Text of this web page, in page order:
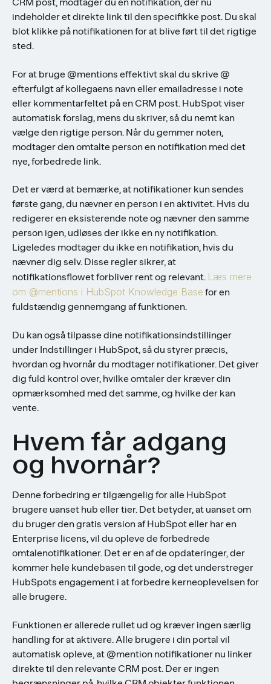
CRM post, modtager du en notifikation, der nu
indeholder et direkte link til den specifikke post. Du skal
blot klikke på notifikationen for at blive ført til det rigtige
sted.
For at bruge @mentions effektivt skal du skrive @
efterfulgt af kollegaens navn eller emailadresse i note
eller kommentarfeltet på en CRM post. HubSpot viser
automatisk forslag, mens du skriver, så du nemt kan
vælge den rigtige person. Når du gemmer noten,
modtager den omtalte person en notifikation med det
nye, forbedrede link.
Det er værd at bemærke, at notifikationer kun sendes
første gang, du nævner en person i en aktivitet. Hvis du
redigerer en eksisterende note og nævner den samme
person igen, udløses der ikke en ny notifikation.
Ligeledes modtager du ikke en notifikation, hvis du
nævner dig selv. Disse regler sikrer, at
notifikationsflowet forbliver rent og relevant. Læs mere
om @mentions i HubSpot Knowledge Base for en
fuldstændig gennemgang af funktionen.
Du kan også tilpasse dine notifikationsindstillinger
under Indstillinger i HubSpot, så du styrer præcis,
hvordan og hvornår du modtager notifikationer. Det giver
dig fuld kontrol over, hvilke omtaler der kræver din
opmærksomhed med det samme, og hvilke der kan
vente.
Hvem får adgang
og hvornår?
Denne forbedring er tilgængelig for alle HubSpot
brugere uanset hub eller tier. Det betyder, at uanset om
du bruger den gratis version af HubSpot eller har en
Enterprise licens, vil du opleve de forbedrede
omtalenotifikationer. Det er en af de opdateringer, der
kommer hele kundebasen til gode, og det understreger
HubSpots engagement i at forbedre kerneoplevelsen for
alle brugere.
Funktionen er allerede rullet ud og kræver ingen særlig
handling for at aktivere. Alle brugere i din portal vil
automatisk opleve, at @mention notifikationer nu linker
direkte til den relevante CRM post. Der er ingen